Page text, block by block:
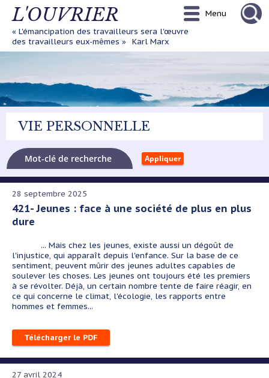
Aller
principal
L'OUVRIER
« L'émancipation des travailleurs sera l'œuvre
des travailleurs eux-mêmes »
Karl Marx
Menu
VIE PERSONNELLE
28 septembre 2025
421- Jeunes : face à une société de plus en plus
dure
... Mais chez les jeunes, existe aussi un dégoût de
l'injustice, qui apparaît depuis l'enfance. Sur la base de ce
sentiment, peuvent mûrir des jeunes adultes capables de
soulever les choses. Les jeunes ont toujours été les premiers
à se révolter. Déjà, un certain nombre tente de faire réagir, en
ce qui concerne le climat, l'écologie, les rapports entre
hommes et femmes...
Télécharger le PDF
27 avril 2024